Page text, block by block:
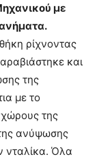
με
ρίχνοντας
και
της
με το
της
ανύψωσης
νταλίκα. Όλα